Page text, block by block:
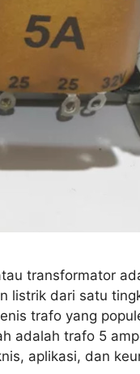
transformator
listrik dari satu
trafo yang
adalah trafo 5
aplikasi, dan